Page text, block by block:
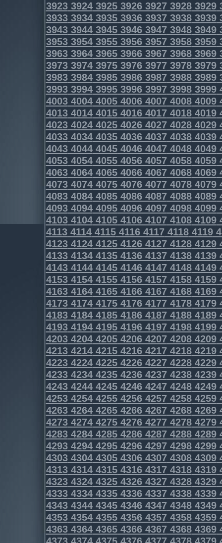
3923392439253926392739283929
3933393439353936393739383939
3943394439453946394739483949
3953395439553956395739583959
3963396439653966396739683969
3973397439753976397739783979
3983398439853986398739883989
3993399439953996399739983999
4003400440054006400740084009
4013401440154016401740184019
4023402440254026402740284029
4033403440354036403740384039
4043404440454046404740484049
4053405440554056405740584059
4063406440654066406740684069
4073407440754076407740784079
4083408440854086408740884089
4093409440954096409740984099
4103410441054106410741084109
4113411441154116411741184119
4123412441254126412741284129
4133413441354136413741384139
4143414441454146414741484149
4153415441554156415741584159
4163416441654166416741684169
4173417441754176417741784179
4183418441854186418741884189
4193419441954196419741984199
4203420442054206420742084209
4213421442154216421742184219
4223422442254226422742284229
4233423442354236423742384239
4243424442454246424742484249
4253425442554256425742584259
4263426442654266426742684269
4273427442754276427742784279
4283428442854286428742884289
4293429442954296429742984299
4303430443054306430743084309
4313431443154316431743184319
4323432443254326432743284329
4333433443354336433743384339
4343434443454346434743484349
4353435443554356435743584359
4363436443654366436743684369